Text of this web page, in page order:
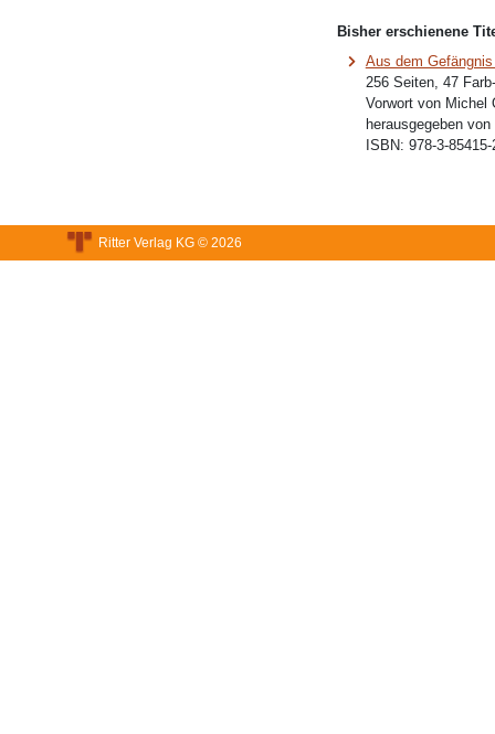
Bisher erschienene
Aus dem
256 Seiten, 47
Vorwort von Michel
herausgegeben
ISBN: 978-3-85415-
Ritter Verlag KG © 2026